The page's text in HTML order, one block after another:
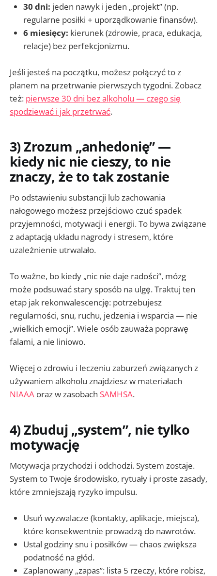
30 dni: jeden nawyk i jeden „projekt” (np.
regularne posiłki + uporządkowanie finansów).
6 miesięcy: kierunek (zdrowie, praca, edukacja,
relacje) bez perfekcjonizmu.
Jeśli jesteś na początku, możesz połączyć to z
planem na przetrwanie pierwszych tygodni. Zobacz
też: pierwsze 30 dni bez alkoholu — czego się
spodziewać i jak przetrwać.
3) Zrozum „anhedonię” —
kiedy nic nie cieszy, to nie
znaczy, że to tak zostanie
Po odstawieniu substancji lub zachowania
nałogowego możesz przejściowo czuć spadek
przyjemności, motywacji i energii. To bywa związane
z adaptacją układu nagrody i stresem, które
uzależnienie utrwalało.
To ważne, bo kiedy „nic nie daje radości”, mózg
może podsuwać stary sposób na ulgę. Traktuj ten
etap jak rekonwalescencję: potrzebujesz
regularności, snu, ruchu, jedzenia i wsparcia — nie
„wielkich emocji”. Wiele osób zauważa poprawę
falami, a nie liniowo.
Więcej o zdrowiu i leczeniu zaburzeń związanych z
używaniem alkoholu znajdziesz w materiałach
NIAAA oraz w zasobach SAMHSA.
4) Zbuduj „system”, nie tylko
motywację
Motywacja przychodzi i odchodzi. System zostaje.
System to Twoje środowisko, rytuały i proste zasady,
które zmniejszają ryzyko impulsu.
Usuń wyzwalacze (kontakty, aplikacje, miejsca),
które konsekwentnie prowadzą do nawrotów.
Ustal godziny snu i posiłków — chaos zwiększa
podatność na głód.
Zaplanowany „zapas”: lista 5 rzeczy, które robisz,